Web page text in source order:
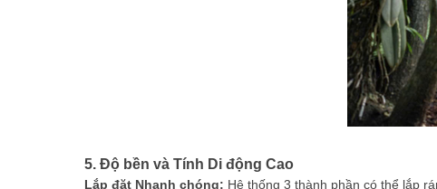
5. Độ bền và Tính Di động Cao
Lắp đặt Nhanh chóng: Hệ thống 3 thành phần có thể lắp